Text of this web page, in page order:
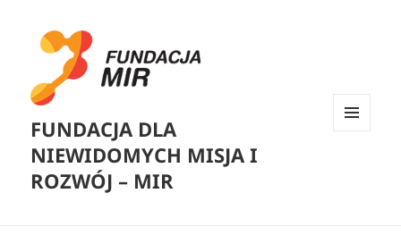
FUNDACJA DLA
NIEWIDOMYCH MISJA I
ROZWÓJ – MIR